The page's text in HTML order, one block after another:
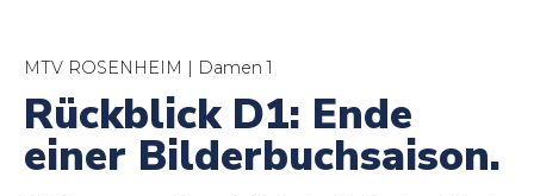
MTV ROSENHEIM | Damen 1
Rückblick D1: Ende
einer Bilderbuchsaison.